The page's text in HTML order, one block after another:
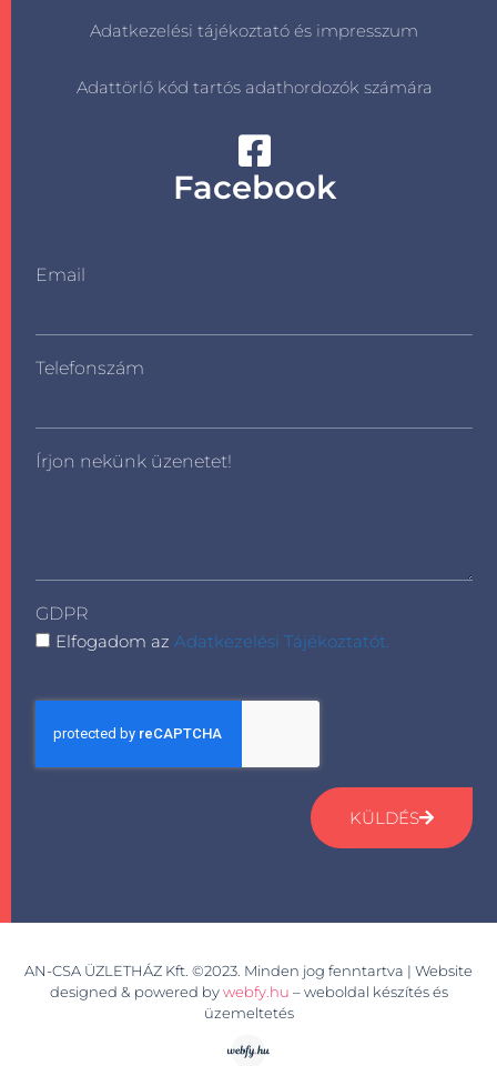
Adatkezelési tájékoztató és impresszum
Adattörlő kód tartós adathordozók számára
Facebook
Email
Telefonszám
Írjon nekünk üzenetet!
GDPR
Elfogadom azAdatkezelési Tájékoztatót.
KÜLDÉS
AN-CSA ÜZLETHÁZ Kft. ©2023. Minden jog fenntartva | Website
designed & powered by webfy.hu – weboldal készítés és
üzemeltetés